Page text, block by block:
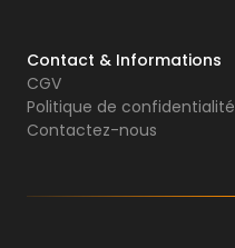
Contact & Informations
CGV
Politique de confidentialité
Contactez-nous